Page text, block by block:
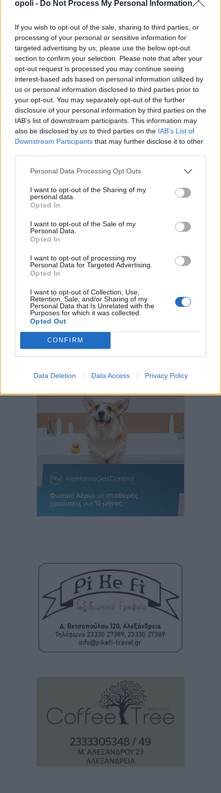
opoli - Do Not Process My Personal Information
If you wish to opt-out of the sale, sharing to third parties, or
processing of your personal or sensitive information for
targeted advertising by us, please use the below opt-out
section to confirm your selection. Please note that after your
opt-out request is processed you may continue seeing
interest-based ads based on personal information utilized by
us or personal information disclosed to third parties prior to
your opt-out. You may separately opt-out of the further
disclosure of your personal information by third parties on the
IAB’s list of downstream participants. This information may
also be disclosed by us to third parties on the IAB’s List of
Downstream Participants that may further disclose it to other
Personal Data Processing Opt Outs
I want to opt-out of the Sharing of my
personal data.
Opted In
I want to opt-out of the Sale of my
Personal Data.
Opted In
I want to opt-out of processing my
Personal Data for Targeted Advertising.
Opted In
I want to opt-out of Collection, Use,
Retention, Sale, and/or Sharing of my
Personal Data that Is Unrelated with the
Purposes for which it was collected.
Opted Out
CONFIRM
Data Deletion Data Access Privacy Policy